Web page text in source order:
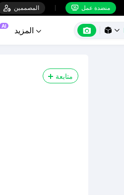
 المصممين  منضدة عمل
AI
   
متابعة